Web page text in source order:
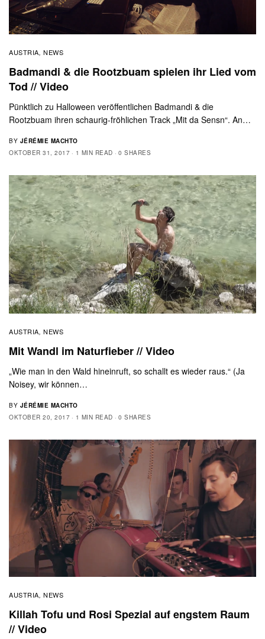
AUSTRIA, NEWS
Badmandi & die Rootzbuam spielen ihr Lied vom
Tod // Video
Pünktlich zu Halloween veröffentlichen Badmandi & die
Rootzbuam ihren schaurig-fröhlichen Track „Mit da Sensn“. An…
BY JÉRÉMIE MACHTO
OKTOBER 31, 2017
1 MIN READ 0 SHARES
AUSTRIA, NEWS
Mit Wandl im Naturfieber // Video
„Wie man in den Wald hineinruft, so schallt es wieder raus.“ (Ja
Noisey, wir können…
BY JÉRÉMIE MACHTO
OKTOBER 20, 2017
1 MIN READ 0 SHARES
AUSTRIA, NEWS
Killah Tofu und Rosi Spezial auf engstem Raum
// Video